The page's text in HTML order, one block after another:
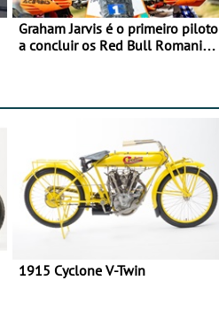
Graham Jarvis é o primeiro piloto
a concluir os Red Bull Romaniacs
1915 Cyclone V-Twin